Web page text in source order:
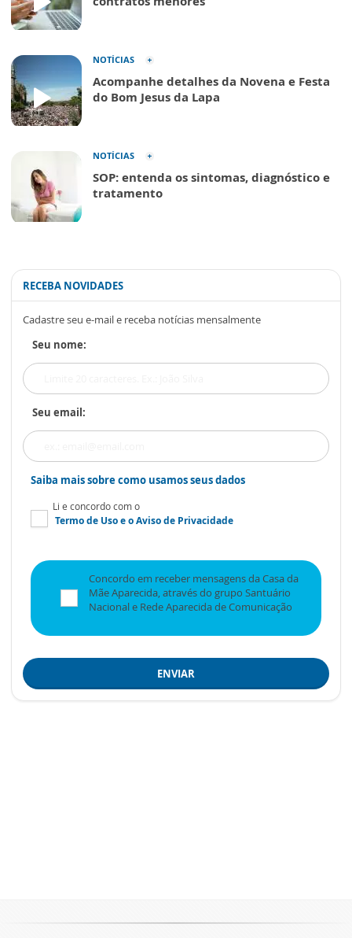
NOTÍCIAS
Acompanhe detalhes da Novena e Festa
do Bom Jesus da Lapa
NOTÍCIAS
SOP: entenda os sintomas, diagnóstico e
tratamento
RECEBA NOVIDADES
Cadastre seu e-mail e receba notícias mensalmente
Seu nome:
Seu email:
Saiba mais sobre como usamos seus dados
Li e concordo com o
Termo de Usoe oAviso de Privacidade
Concordo em receber mensagens da Casa da
Mãe Aparecida, através do grupo Santuário
Nacional e Rede Aparecida de Comunicação
ENVIAR